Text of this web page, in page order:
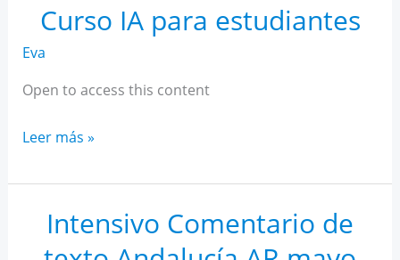
Andalucía
octubre
Curso IA para estudiantes
Eva
Open to access this content
Curso
para
estudiantes
Leer más »
Intensivo Comentario de